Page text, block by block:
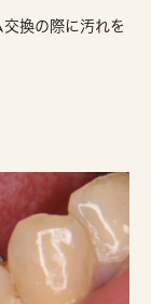
換の際に汚れを